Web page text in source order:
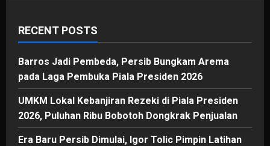
RECENT POSTS
Barros Jadi Pembeda, Persib Bungkam Arema
pada Laga Pembuka Piala Presiden 2026
UMKM Lokal Kebanjiran Rezeki di Piala Presiden
2026, Puluhan Ribu Bobotoh Dongkrak Penjualan
Era Baru Persib Dimulai, Igor Tolic Pimpin Latihan